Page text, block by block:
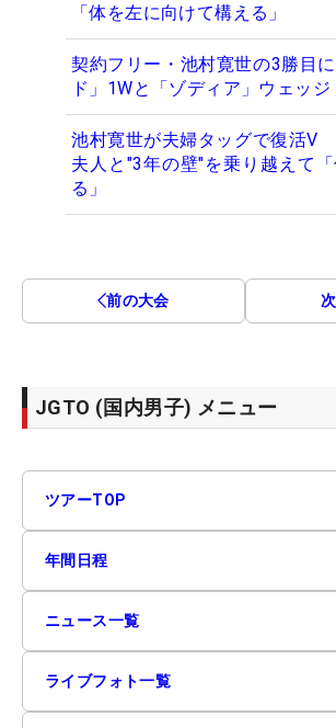
「体を左に向けて構える」
契約フリー・池村寛世の3勝目
ド」1Wと「ゾディア」ウェッジ
池村寛世が夫婦タッグで復活V
夫人と"3年の壁"を乗り越えて
る」
前の大会
JGTO (国内男子) メニュー
ツアーTOP
年間日程
ニュース一覧
ライブフォト一覧